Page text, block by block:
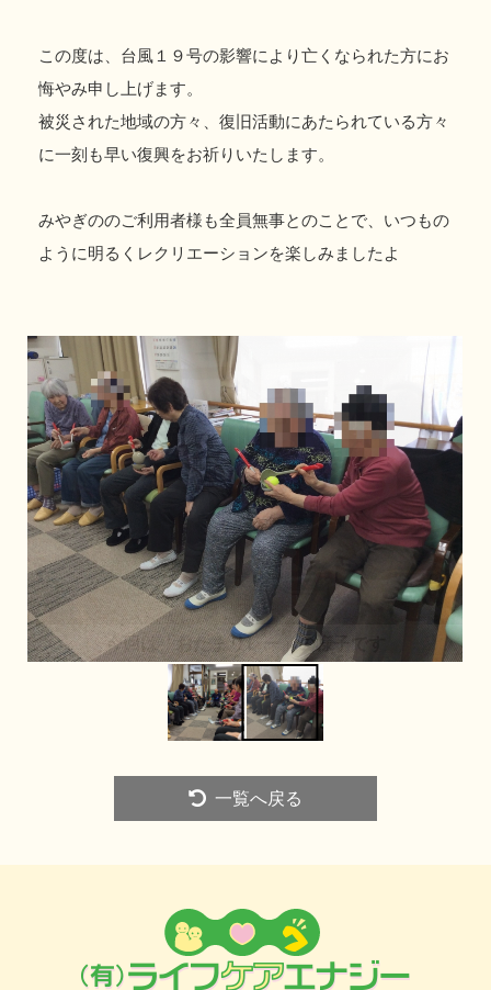
この度は、台風１９号の影響により亡くなられた方にお
悔やみ申し上げます。
被災された地域の方々、復旧活動にあたられている方々
に一刻も早い復興をお祈りいたします。
みやぎののご利用者様も全員無事とのことで、いつもの
ように明るくレクリエーションを楽しみましたよ
一覧へ戻る